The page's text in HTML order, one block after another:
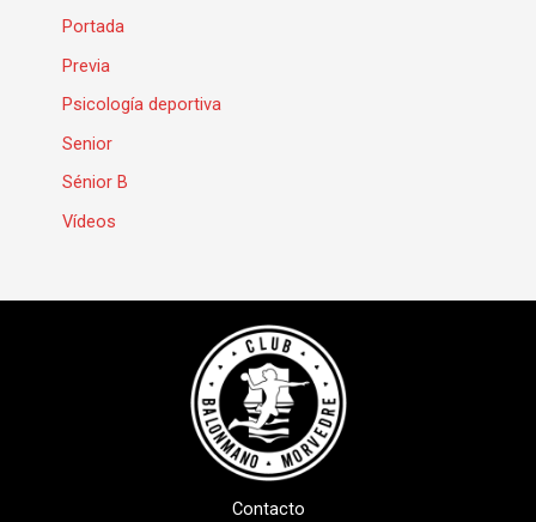
Portada
Previa
Psicología deportiva
Senior
Sénior B
Vídeos
Contacto